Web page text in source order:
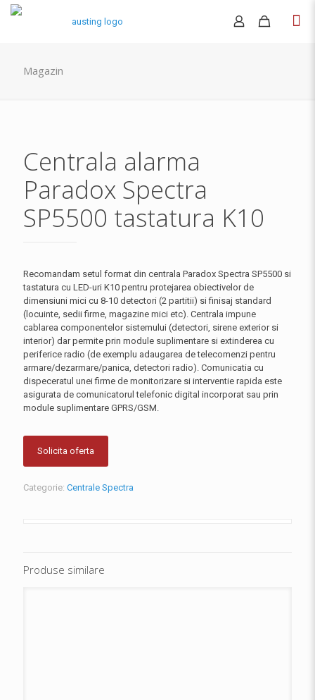
Magazin
Centrala alarma
Paradox Spectra
SP5500 tastatura K10
Recomandam setul format din centrala Paradox Spectra SP5500 si
tastatura cu LED-uri K10 pentru protejarea obiectivelor de
dimensiuni mici cu 8-10 detectori (2 partitii) si finisaj standard
(locuinte, sedii firme, magazine mici etc). Centrala impune
cablarea componentelor sistemului (detectori, sirene exterior si
interior) dar permite prin module suplimentare si extinderea cu
periferice radio (de exemplu adaugarea de telecomenzi pentru
armare/dezarmare/panica, detectori radio). Comunicatia cu
dispeceratul unei firme de monitorizare si interventie rapida este
asigurata de comunicatorul telefonic digital incorporat sau prin
module suplimentare GPRS/GSM.
Solicita oferta
Categorie: Centrale Spectra
Produse similare